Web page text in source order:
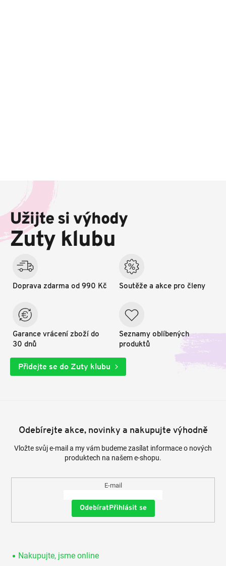
a
í
Užijte si výhody
Zuty klubu
Doprava zdarma od 990 Kč
Garance vrácení zboží do
30 dnů
Soutěže a akce pro členy
Seznamy oblíbených
produktů
Přidejte se do Zuty klubu
Odebírejte akce, novinky a nakupujte výhodně
Vložte svůj e-mail a my vám budeme zasílat informace o nových
produktech na našem e-shopu.
E-mail
Přihlásit se
Nakupujte, jsme online